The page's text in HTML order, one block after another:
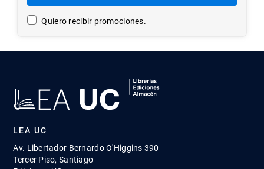
Quiero recibir promociones.
LEA UC
Av. Libertador Bernardo O'Higgins 390
Tercer Piso, Santiago